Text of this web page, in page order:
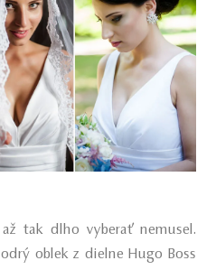
tak dlho vyberať nemusel.
oblek z dielne Hugo Boss